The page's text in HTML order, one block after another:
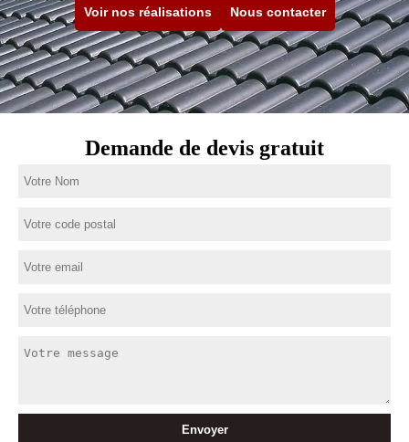
Voir nos réalisations Nous contacter
Demande de devis gratuit